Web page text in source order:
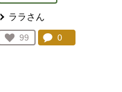
ララさん
お気に入り登録：
99
人が登録
コメント：
0